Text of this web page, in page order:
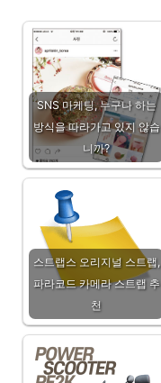
SNS 마케팅, 누구나 하는
방식을 따라가고 있지 않습
니까?
스트랩스 오리지널 스트랩,
파라코드 카메라 스트랩 추
천